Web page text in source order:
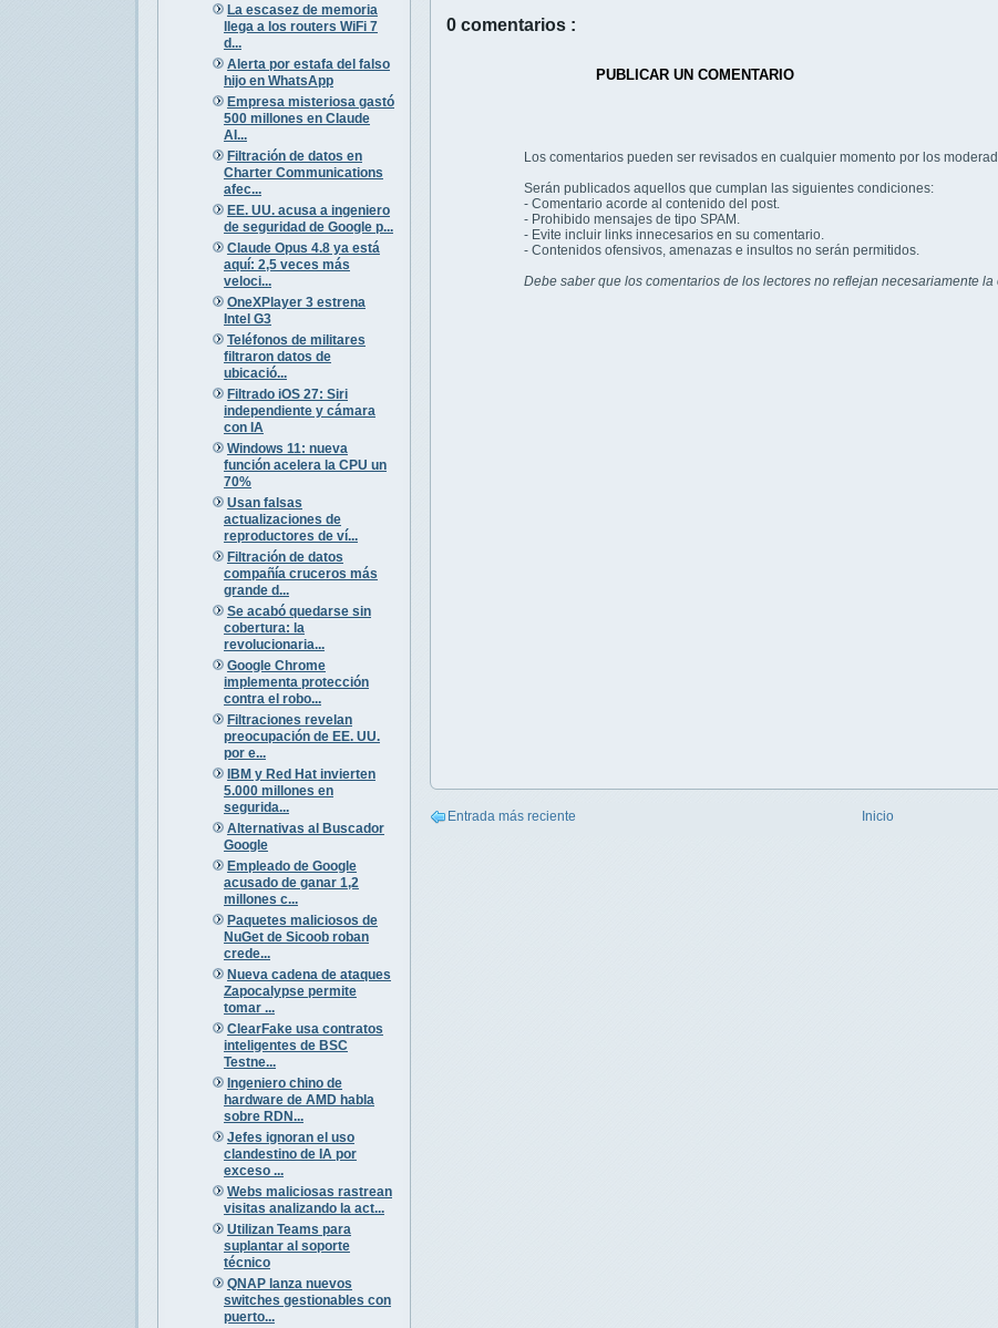
La escasez de memoria
llega a los routers WiFi 7
d...
Alerta por estafa del falso
hijo en WhatsApp
Empresa misteriosa gastó
500 millones en Claude
AI...
Filtración de datos en
Charter Communications
afec...
EE. UU. acusa a ingeniero
de seguridad de Google p...
Claude Opus 4.8 ya está
aquí: 2,5 veces más
veloci...
OneXPlayer 3 estrena
Intel G3
Teléfonos de militares
filtraron datos de
ubicació...
Filtrado iOS 27: Siri
independiente y cámara
con IA
Windows 11: nueva
función acelera la CPU un
70%
Usan falsas
actualizaciones de
reproductores de ví...
Filtración de datos
compañía cruceros más
grande d...
Se acabó quedarse sin
cobertura: la
revolucionaria...
Google Chrome
implementa protección
contra el robo...
Filtraciones revelan
preocupación de EE. UU.
por e...
IBM y Red Hat invierten
5.000 millones en
segurida...
Alternativas al Buscador
Google
Empleado de Google
acusado de ganar 1,2
millones c...
Paquetes maliciosos de
NuGet de Sicoob roban
crede...
Nueva cadena de ataques
Zapocalypse permite
tomar ...
ClearFake usa contratos
inteligentes de BSC
Testne...
Ingeniero chino de
hardware de AMD habla
sobre RDN...
Jefes ignoran el uso
clandestino de IA por
exceso ...
Webs maliciosas rastrean
visitas analizando la act...
Utilizan Teams para
suplantar al soporte
técnico
QNAP lanza nuevos
switches gestionables con
puerto...
0 comentarios :
PUBLICAR UN COMENTARIO
Los comentarios pueden ser revisados en cualquier momento por los
Serán publicados aquellos que cumplan las siguientes condiciones:
- Comentario acorde al contenido del post.
- Prohibido mensajes de tipo SPAM.
- Evite incluir links innecesarios en su comentario.
- Contenidos ofensivos, amenazas e insultos no serán permitidos.
Debe saber que los comentarios de los lectores no reflejan necesariamente la
Entrada más reciente Inicio